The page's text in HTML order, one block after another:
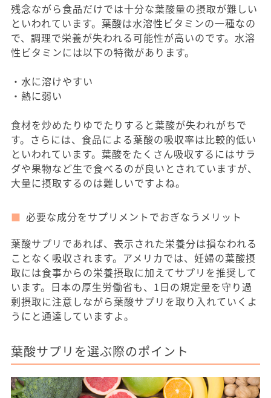
残念ながら食品だけでは十分な葉酸量の摂取が難しい
といわれています。葉酸は水溶性ビタミンの一種なの
で、調理で栄養が失われる可能性が高いのです。水溶
性ビタミンには以下の特徴があります。
・水に溶けやすい
・熱に弱い
食材を炒めたりゆでたりすると葉酸が失われがちで
す。さらには、食品による葉酸の吸収率は比較的低い
といわれています。葉酸をたくさん吸収するにはサラ
ダや果物など生で食べるのが良いとされていますが、
大量に摂取するのは難しいですよね。
必要な成分をサプリメントでおぎなうメリット
葉酸サプリであれば、表示された栄養分は損なわれる
ことなく吸収されます。アメリカでは、妊婦の葉酸摂
取には食事からの栄養摂取に加えてサプリを推奨して
います。日本の厚生労働省も、1日の規定量を守り過
剰摂取に注意しながら葉酸サプリを取り入れていくよ
うにと通達していますよ。
葉酸サプリを選ぶ際のポイント